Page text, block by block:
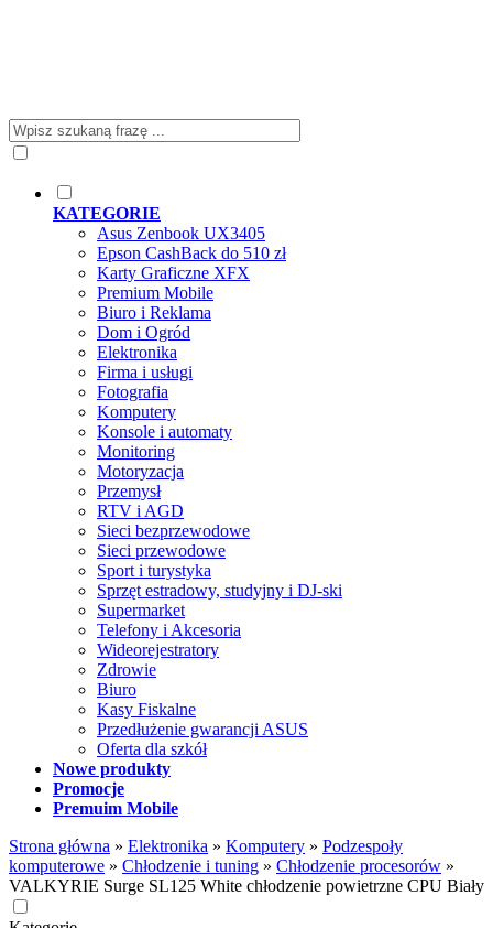
KATEGORIE
Asus Zenbook UX3405
Epson CashBack do 510 zł
Karty Graficzne XFX
Premium Mobile
Biuro i Reklama
Dom i Ogród
Elektronika
Firma i usługi
Fotografia
Komputery
Konsole i automaty
Monitoring
Motoryzacja
Przemysł
RTV i AGD
Sieci bezprzewodowe
Sieci przewodowe
Sport i turystyka
Sprzęt estradowy, studyjny i DJ-ski
Supermarket
Telefony i Akcesoria
Wideorejestratory
Zdrowie
Biuro
Kasy Fiskalne
Przedłużenie gwarancji ASUS
Oferta dla szkół
Nowe produkty
Promocje
Premuim Mobile
Strona główna » Elektronika » Komputery » Podzespoły
komputerowe » Chłodzenie i tuning » Chłodzenie procesorów »
VALKYRIE Surge SL125 White chłodzenie powietrzne CPU Biały